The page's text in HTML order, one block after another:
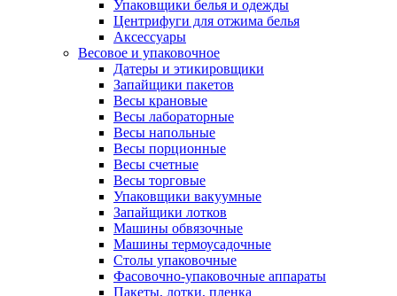
Упаковщики белья и одежды
Центрифуги для отжима белья
Аксессуары
Весовое и упаковочное
Датеры и этикировщики
Запайщики пакетов
Весы крановые
Весы лабораторные
Весы напольные
Весы порционные
Весы счетные
Весы торговые
Упаковщики вакуумные
Запайщики лотков
Машины обвязочные
Машины термоусадочные
Столы упаковочные
Фасовочно-упаковочные аппараты
Пакеты, лотки, пленка